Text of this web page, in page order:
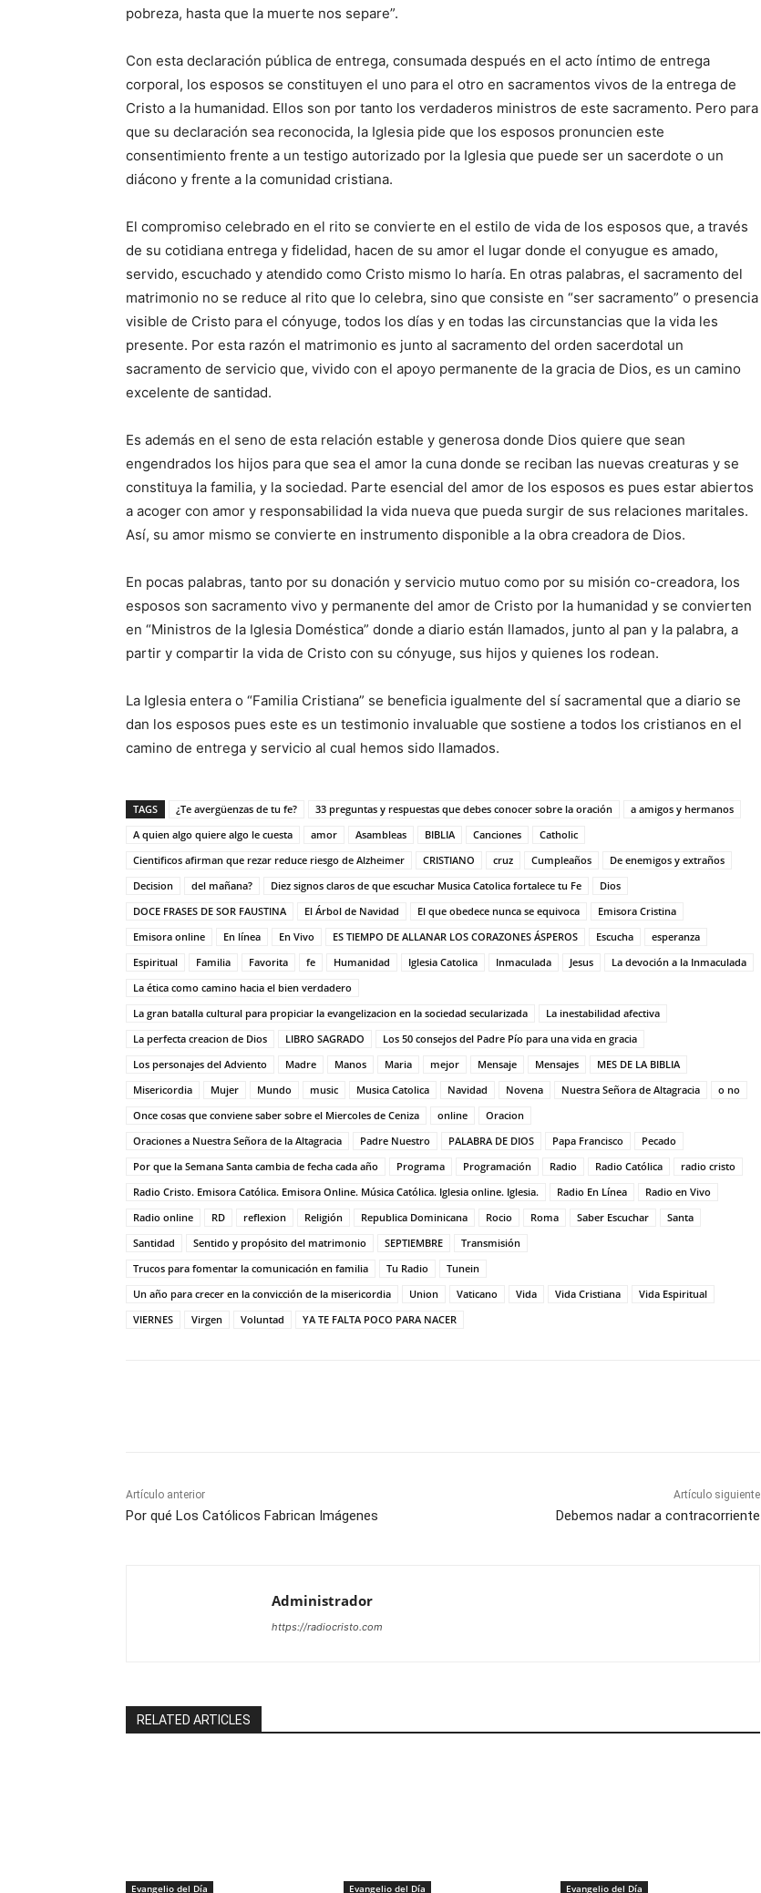
pobreza, hasta que la muerte nos separe”.
Con esta declaración pública de entrega, consumada después en el acto íntimo de entrega
corporal, los esposos se constituyen el uno para el otro en sacramentos vivos de la entrega de
Cristo a la humanidad. Ellos son por tanto los verdaderos ministros de este sacramento. Pero para
que su declaración sea reconocida, la Iglesia pide que los esposos pronuncien este
consentimiento frente a un testigo autorizado por la Iglesia que puede ser un sacerdote o un
diácono y frente a la comunidad cristiana.
El compromiso celebrado en el rito se convierte en el estilo de vida de los esposos que, a través
de su cotidiana entrega y fidelidad, hacen de su amor el lugar donde el conyugue es amado,
servido, escuchado y atendido como Cristo mismo lo haría. En otras palabras, el sacramento del
matrimonio no se reduce al rito que lo celebra, sino que consiste en “ser sacramento” o presencia
visible de Cristo para el cónyuge, todos los días y en todas las circunstancias que la vida les
presente. Por esta razón el matrimonio es junto al sacramento del orden sacerdotal un
sacramento de servicio que, vivido con el apoyo permanente de la gracia de Dios, es un camino
excelente de santidad.
Es además en el seno de esta relación estable y generosa donde Dios quiere que sean
engendrados los hijos para que sea el amor la cuna donde se reciban las nuevas creaturas y se
constituya la familia, y la sociedad. Parte esencial del amor de los esposos es pues estar abiertos
a acoger con amor y responsabilidad la vida nueva que pueda surgir de sus relaciones maritales.
Así, su amor mismo se convierte en instrumento disponible a la obra creadora de Dios.
En pocas palabras, tanto por su donación y servicio mutuo como por su misión co-creadora, los
esposos son sacramento vivo y permanente del amor de Cristo por la humanidad y se convierten
en “Ministros de la Iglesia Doméstica” donde a diario están llamados, junto al pan y la palabra, a
partir y compartir la vida de Cristo con su cónyuge, sus hijos y quienes los rodean.
La Iglesia entera o “Familia Cristiana” se beneficia igualmente del sí sacramental que a diario se
dan los esposos pues este es un testimonio invaluable que sostiene a todos los cristianos en el
camino de entrega y servicio al cual hemos sido llamados.
TAGS ¿Te avergüenzas de tu fe? 33 preguntas y respuestas que debes conocer sobre la oración
a amigos y hermanos
A quien algo quiere algo le cuesta
amor Asambleas BIBLIA Canciones
Catholic
Cientificos afirman que rezar reduce riesgo de Alzheimer
CRISTIANO cruz Cumpleaños
De enemigos y extraños
Decision
del mañana? Diez signos claros de que escuchar Musica Catolica fortalece tu Fe
Dios
DOCE FRASES DE SOR FAUSTINA
El Árbol de Navidad El que obedece nunca se equivoca
Emisora Cristina
Emisora online
En línea En Vivo ES TIEMPO DE ALLANAR LOS CORAZONES ÁSPEROS Escucha
esperanza
Espiritual
Familia Favorita fe Humanidad Iglesia Catolica Inmaculada Jesus
La devoción a la Inmaculada
La ética como camino hacia el bien verdadero
La gran batalla cultural para propiciar la evangelizacion en la sociedad secularizada
La inestabilidad afectiva
La perfecta creacion de Dios
LIBRO SAGRADO
Los 50 consejos del Padre Pío para una vida en gracia
Los personajes del Adviento
Madre Manos Maria mejor Mensaje Mensajes
MES DE LA BIBLIA
Misericordia
Mujer Mundo music Musica Catolica Navidad Novena Nuestra Señora de Altagracia
o no
Once cosas que conviene saber sobre el Miercoles de Ceniza
online
Oracion
Oraciones a Nuestra Señora de la Altagracia
Padre Nuestro PALABRA DE DIOS Papa Francisco
Pecado
Por que la Semana Santa cambia de fecha cada año
Programa Programación Radio Radio Católica
radio cristo
Radio Cristo. Emisora Católica. Emisora Online. Música Católica. Iglesia online. Iglesia.
Radio En Línea
Radio en Vivo
Radio online
RD reflexion Religión Republica Dominicana Rocio Roma Saber Escuchar
Santa
Santidad
Sentido y propósito del matrimonio SEPTIEMBRE
Transmisión
Trucos para fomentar la comunicación en familia
Tu Radio
Tunein
Un año para crecer en la convicción de la misericordia
Union Vaticano Vida Vida Cristiana
Vida Espiritual
VIERNES
Virgen Voluntad YA TE FALTA POCO PARA NACER
Artículo anterior
Por qué Los Católicos Fabrican Imágenes
Artículo siguiente
Debemos nadar a contracorriente
Administrador
https://radiocristo.com
RELATED ARTICLES
Evangelio del Día Evangelio del Día Evangelio del Día